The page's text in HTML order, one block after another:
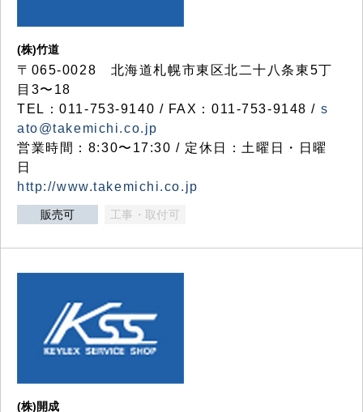
(株)竹道
〒065-0028 北海道札幌市東区北二十八条東5丁
目3〜18
TEL：011-753-9140 / FAX：011-753-9148 / s
ato@takemichi.co.jp
営業時間：8:30〜17:30 / 定休日：土曜日・日曜
日
http://www.takemichi.co.jp
販売可 工事・取付可
(株)開成